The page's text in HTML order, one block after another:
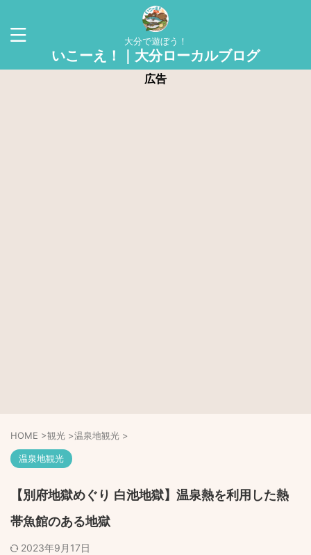
大分で遊ぼう！
いこーえ！｜大分ローカルブログ
広告
HOME >観光 >温泉地観光 >
温泉地観光
【別府地獄めぐり 白池地獄】温泉熱を利用した熱
帯魚館のある地獄
2023年9月17日